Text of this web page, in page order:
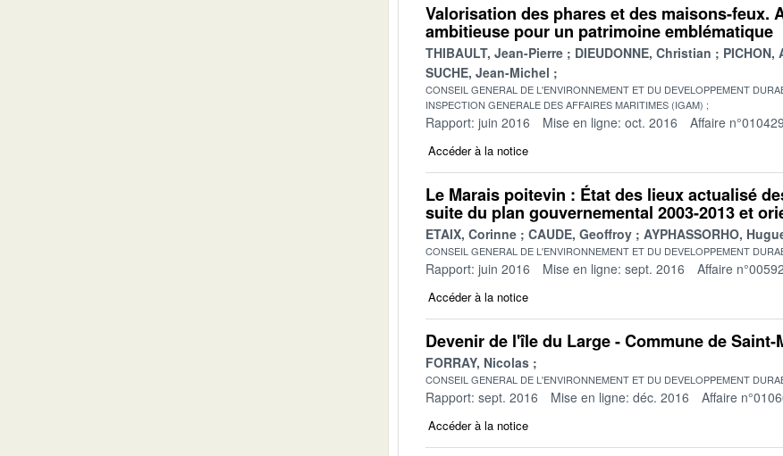
Valorisation des phares et des maisons-feux.
ambitieuse pour un patrimoine emblématique
THIBAULT, Jean-Pierre DIEUDONNE, Christian
PICHON,
SUCHE, Jean-Michel
CONSEIL GENERAL DE L'ENVIRONNEMENT ET DU DEVELOPPEMENT
INSPECTION GENERALE DES AFFAIRES MARITIMES (IGAM)
Rapport: juin 2016 Mise en ligne: oct. 2016 Affaire
Accéder à la notice
Le Marais poitevin : État des lieux actualisé
suite du plan gouvernemental 2003-2013 et
ETAIX, Corinne CAUDE, Geoffroy AYPHASSORHO,
CONSEIL GENERAL DE L'ENVIRONNEMENT ET DU DEVELOPPEMENT
Rapport: juin 2016 Mise en ligne: sept. 2016 Affaire
Accéder à la notice
Devenir de l'île du Large - Commune de
FORRAY, Nicolas
CONSEIL GENERAL DE L'ENVIRONNEMENT ET DU DEVELOPPEMENT
Rapport: sept. 2016 Mise en ligne: déc. 2016 Affaire
Accéder à la notice